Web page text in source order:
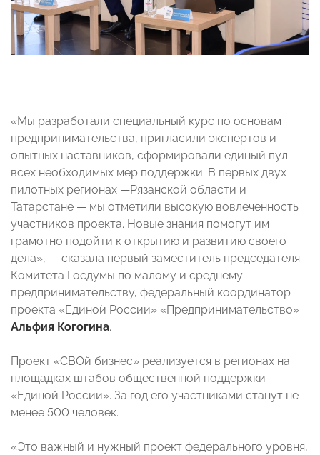
«Мы разработали специальный курс по основам
предпринимательства, пригласили экспертов и
опытных наставников, сформировали единый пул
всех необходимых мер поддержки. В первых двух
пилотных регионах —Рязанской области и
Татарстане — мы отметили высокую вовлеченность
участников проекта. Новые знания помогут им
грамотно подойти к открытию и развитию своего
дела», — сказала первый заместитель председателя
Комитета Госдумы по малому и среднему
предпринимательству, федеральный координатор
проекта «Единой России» «Предпринимательство»
Альфия Когогина.
Проект «СВОй бизнес» реализуется в регионах на
площадках штабов общественной поддержки
«Единой России». За год его участниками станут не
менее 500 человек.
«Это важный и нужный проект федерального уровня,